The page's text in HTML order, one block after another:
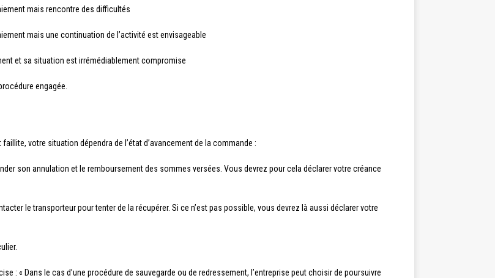
mais rencontre des difficultés
mais une continuation de l’activité est envisageable
et sa situation est irrémédiablement compromise
engagée.
votre situation dépendra de l’état d’avancement de la commande :
son annulation et le remboursement des sommes versées. Vous devrez pour cela déclarer votre créance
le transporteur pour tenter de la récupérer. Si ce n’est pas possible, vous devrez là aussi déclarer votre
: « Dans le cas d’une procédure de sauvegarde ou de redressement, l’entreprise peut choisir de poursuivre